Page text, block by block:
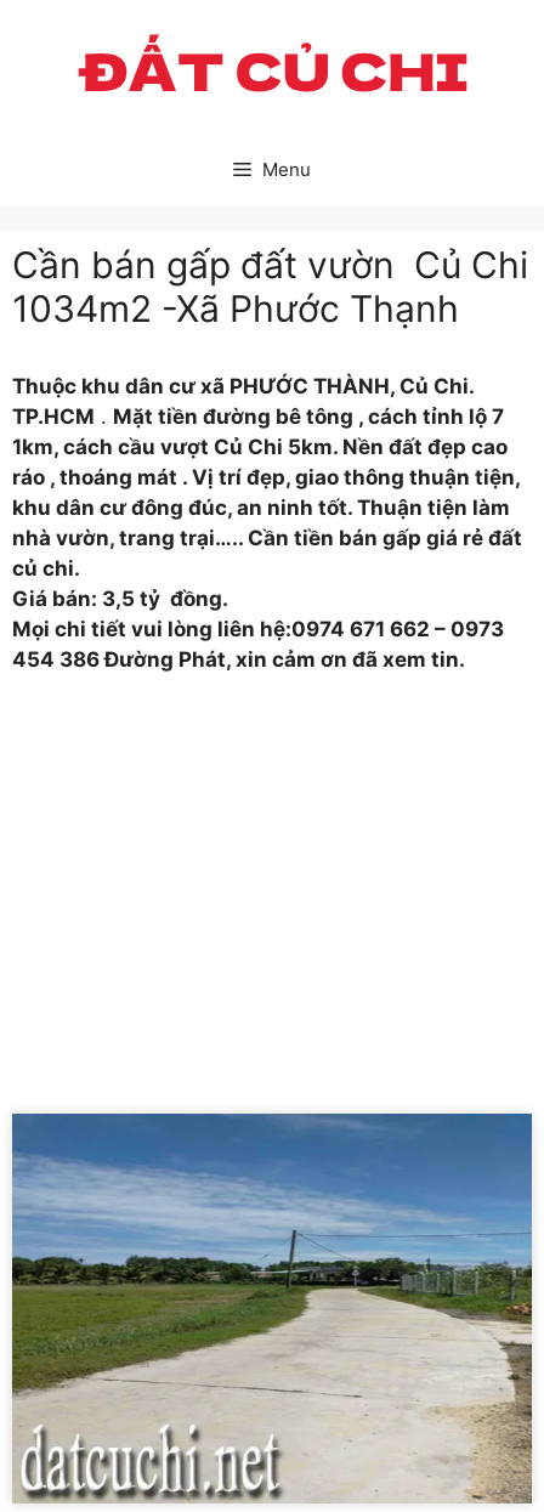
Menu
Cần bán gấp đất vườn Củ Chi
1034m2 -Xã Phước Thạnh
Thuộc khu dân cư xã PHƯỚC THÀNH, Củ Chi.
TP.HCM . Mặt tiền đường bê tông , cách tỉnh lộ 7
1km, cách cầu vượt Củ Chi 5km. Nền đất đẹp cao
ráo , thoáng mát . Vị trí đẹp, giao thông thuận tiện,
khu dân cư đông đúc, an ninh tốt. Thuận tiện làm
nhà vườn, trang trại….. Cần tiền bán gấp giá rẻ đất
củ chi.
Giá bán: 3,5 tỷ đồng.
Mọi chi tiết vui lòng liên hệ:0974 671 662 – 0973
454 386 Đường Phát, xin cảm ơn đã xem tin.